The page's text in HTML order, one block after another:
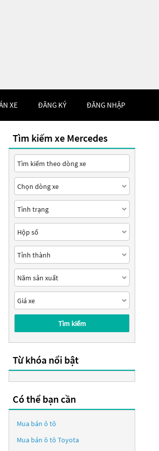
XE ĐĂNG KÝ ĐĂNG NHẬP
Tìm kiếm xe Mercedes
Tìm kiếm
Từ khóa nổi bật
Có thể bạn cần
Mua bán ô tô
Mua bán ô tô Toyota